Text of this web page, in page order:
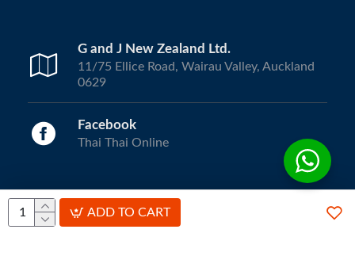
ADD TO CART
G and J New Zealand Ltd.
11/75 Ellice Road, Wairau Valley, Auckland
0629
Facebook
Thai Thai Online
Copyright © 2024, ThaiThai Online | All Rights Reserved.